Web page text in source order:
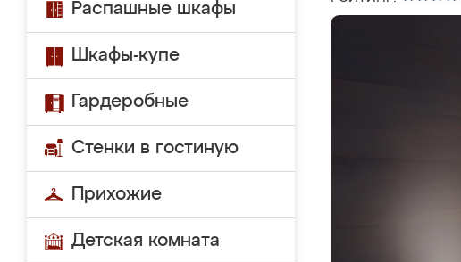
Распашные шкафы
Шкафы-купе
Гардеробные
Стенки в гостиную
Прихожие
Детская комната